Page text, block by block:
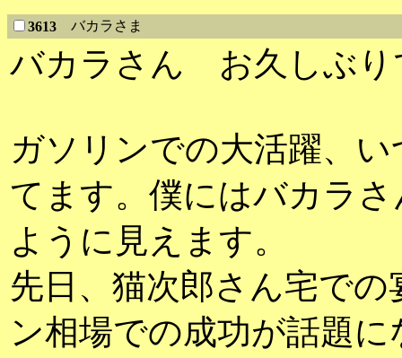
3613 バカラさま
バカラさん お久しぶり
ガソリンでの大活躍、
てます。僕にはバカラ
ように見えます。
先日、猫次郎さん宅で
ン相場での成功が話題に